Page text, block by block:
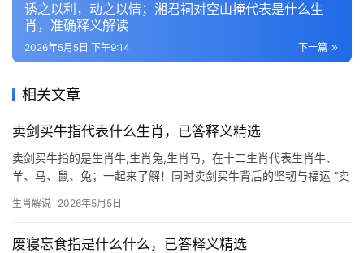
诱之以利，动之以情；湘君祠对空山掩代表是什么生
肖，准确释义解读
下一篇
2026年5月5日 下午9:14
相关文章
卖剑买牛指代表什么生肖，已答释义精选
卖剑买牛指的是生肖牛,生肖兔,生肖马，在十二生肖代表生肖牛、
羊、马、鼠、兔；一起来了解！同时卖剑买牛背后的坚韧与福运 “卖
安稳，而十二生肖中，唯有生肖牛最能诠释这一精神——勤恳踏实
生肖解说 2026年5月5日
废寝忘食指是什么什么，已答释义精选